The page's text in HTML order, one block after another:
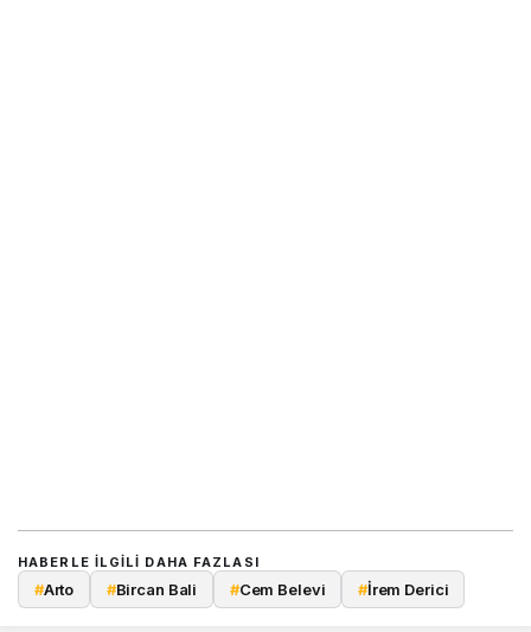
HABERLE ILGILI DAHA FAZLASI
#Arto #Bircan Bali #Cem Belevi #İrem Derici